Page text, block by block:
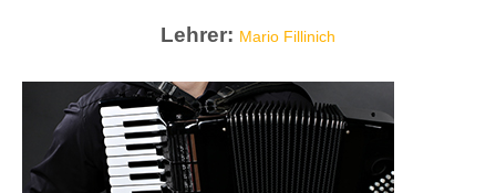
Lehrer: Mario Fillinich